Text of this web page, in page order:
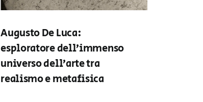
Augusto De Luca:
esploratore dell’immenso
universo dell’arte tra
realismo e metafisica